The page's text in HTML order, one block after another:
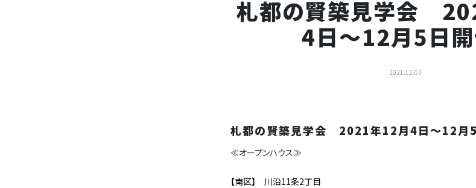
札都の賢築見学会
4日～12月5日開
2021.12.03
札都の賢築見学会 2021年12月4日～12月5
≪オープンハウス≫
【南区】 川沿11条2丁目